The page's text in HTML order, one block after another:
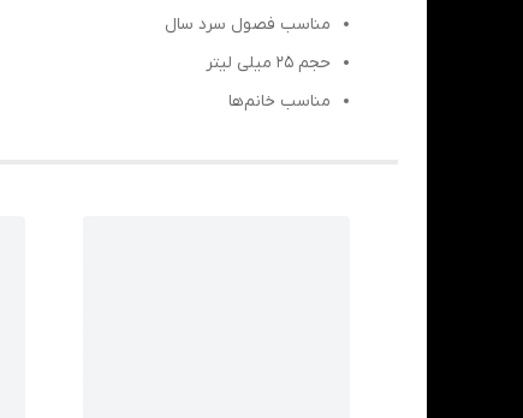
مناسب فصول سرد سال
حجم 25 میلی لیتر
مناسب خانم‌ها